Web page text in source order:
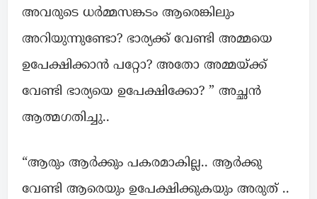
അവരുടെ ധർമ്മസങ്കടം ആരെങ്കിലും
അറിയുന്നുണ്ടോ? ഭാര്യക്ക് വേണ്ടി അമ്മയെ
ഉപേക്ഷിക്കാൻ പറ്റോ? അതോ അമ്മയ്ക്ക്
വേണ്ടി ഭാര്യയെ ഉപേക്ഷിക്കോ? ” അച്ഛൻ
ആത്മഗതിച്ചു..
“ആരും ആർക്കും പകരമാകില്ല.. ആർക്കു
വേണ്ടി ആരെയും ഉപേക്ഷിക്കുകയും അരുത് ..